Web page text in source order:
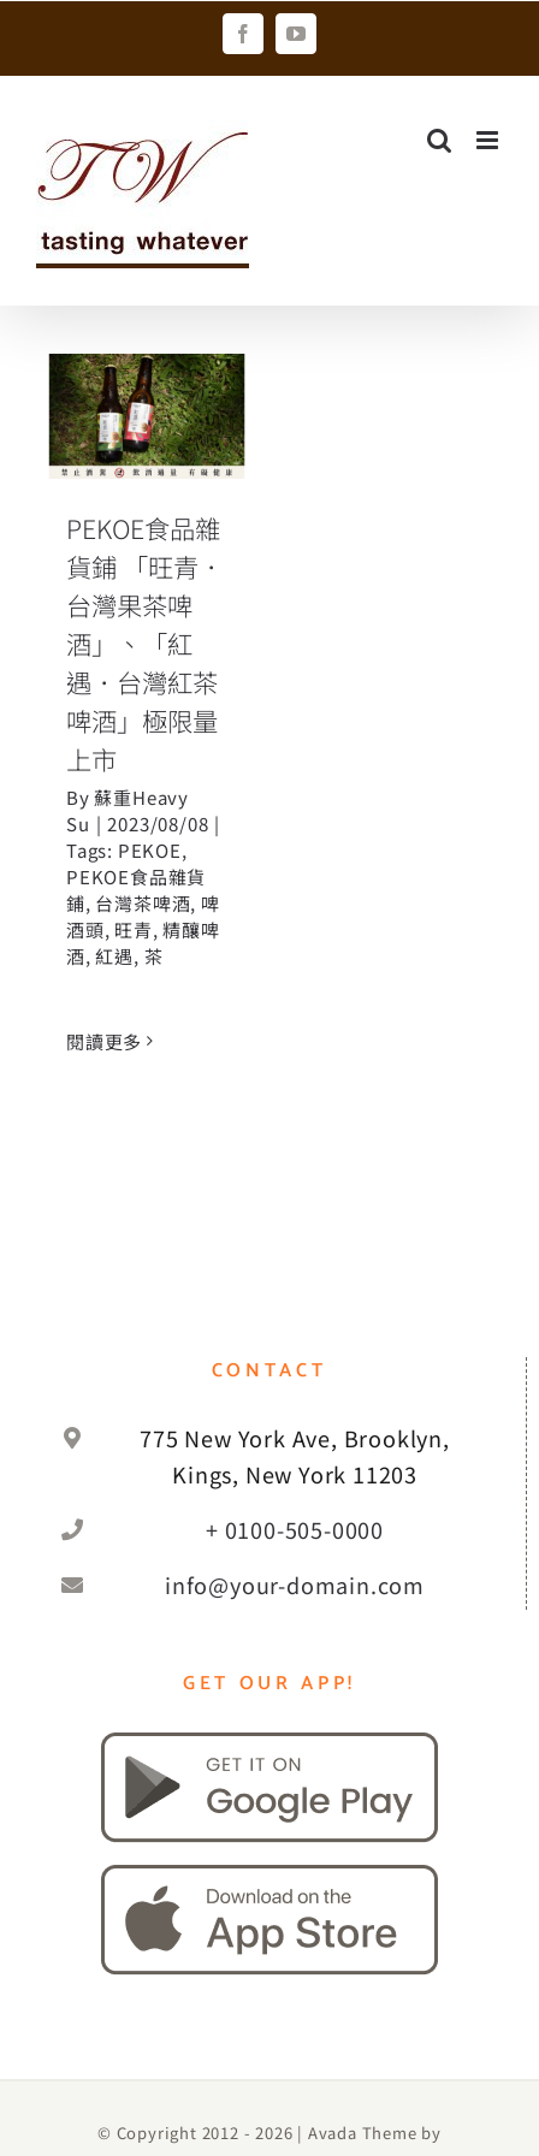
FacebookYouTube
貨鋪 「旺青．
台灣果茶啤
酒」、「紅
遇．台灣紅茶
啤酒」極限量
上市
PEKOE食品雜
貨鋪 「旺青．
台灣果茶啤
酒」、「紅
遇．台灣紅茶
啤酒」極限量
上市
By蘇重Heavy
Su | 2023/08/08 |
Tags: PEKOE,
PEKOE食品雜貨
鋪, 台灣茶啤酒, 啤
酒頭, 旺青,精釀啤
酒,紅遇, 茶
閱讀更多
CONTACT
775 New York Ave, Brooklyn,
Kings, New York 11203
+ 0100-505-0000
info@your-domain.com
GET OUR APP!
© Copyright 2012 -2026 | Avada Theme by